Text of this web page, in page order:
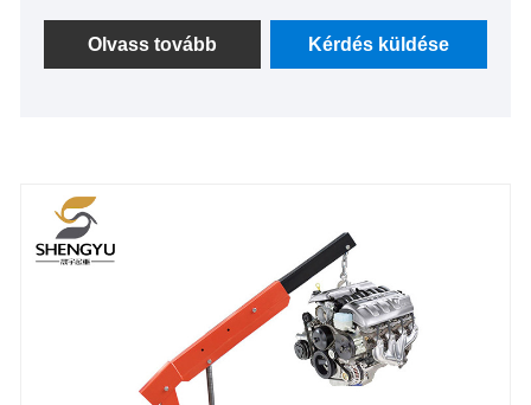
például élelmiszeriparra, gyógyszerészetre és
laboratóriumokra. Az elektromos meghajtású emelés
Olvass tovább Kérdés küldése